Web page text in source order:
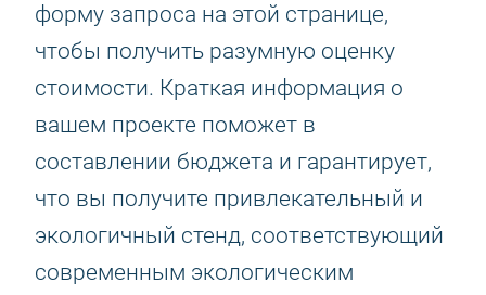
форму запроса на этой странице,
чтобы получить разумную оценку
стоимости. Краткая информация о
вашем проекте поможет в
составлении бюджета и гарантирует,
что вы получите привлекательный и
экологичный стенд, соответствующий
современным экологическим